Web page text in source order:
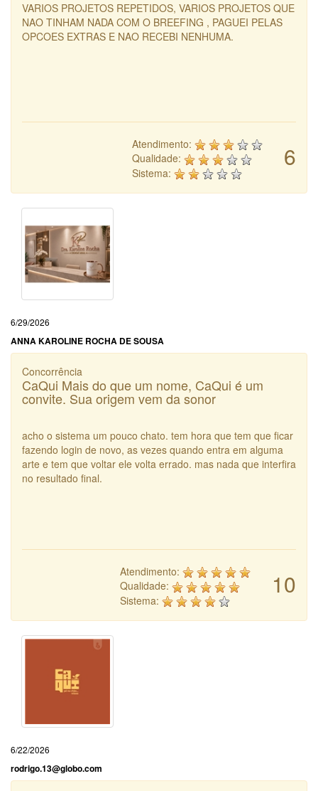
VARIOS PROJETOS REPETIDOS, VARIOS PROJETOS QUE
NAO TINHAM NADA COM O BREEFING , PAGUEI PELAS
OPCOES EXTRAS E NAO RECEBI NENHUMA.
6
Atendimento:
Qualidade:
Sistema:
6/29/2026
ANNA KAROLINE ROCHA DE SOUSA
Concorrência
CaQui Mais do que um nome, CaQui é um
convite. Sua origem vem da sonor
acho o sistema um pouco chato. tem hora que tem que ficar
fazendo login de novo, as vezes quando entra em alguma
arte e tem que voltar ele volta errado. mas nada que interfira
no resultado final.
10
Atendimento:
Qualidade:
Sistema:
6/22/2026
rodrigo.13@globo.com